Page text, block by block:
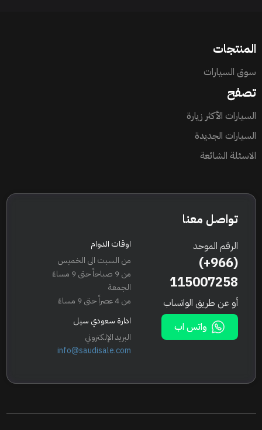
المنتجات
سوق السيارات
تصفح
السيارات الأكثر زيارة
السيارات الجديدة
الاسئلة الشائعة
تواصل معنا
الرقم الموحد
(+966)
115007258
أو عن طريق الواتساب
واتس اب
اوقات الدوام
من السبت الى الخميس
من 9 صباحاً حتى 9 مساءً
الجمعة
من 4 عصراً حتى 9 مساءً
ادارة سعودي سيل
البريد الإلكتروني
info@saudisale.com